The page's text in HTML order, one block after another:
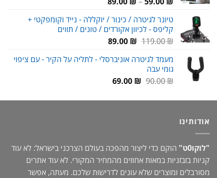
עד
טיונר לגיטרה / כינור / יוקללה - נייד וקומפקטי +
קליפס - לכיוון אקורדים / טונים / תווים
119.00₪
המחיר
היה:
89.00 ₪
המחיר
הוא:
מעמד לגיטרה אוניברסלי - לתליה על הקיר - עם ציפוי
גומי עבה
90.00₪
המחיר
היה:
69.00 ₪
המחיר
הוא:
אודותינו
"לוקו0ט"
הוקם כדי ליצור מהפכה בעולם הצרכני בישראל: לא עוד
קניות בזבזניות במאות אחוזים מהמחיר המקורי. לא עוד אתרים
מסורבלים ומוצרים שלא עונים לדרישות שלכם. מעתה, אפשר